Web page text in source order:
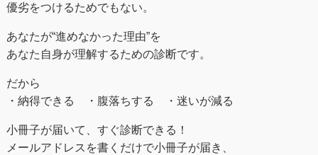
優劣をつけるためでもない。
あなたが“進めなかった理由”を
あなた自身が理解するための診断です。
だから
・納得できる ・腹落ちする ・迷いが減る
小冊子が届いて、すぐ診断できる！
メールアドレスを書くだけで小冊子が届き、